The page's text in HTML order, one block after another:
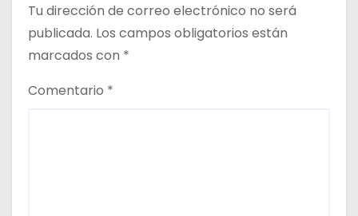
a
s
Tu dirección de correo electrónico no será
publicada. Los campos obligatorios están
marcados con *
Comentario *